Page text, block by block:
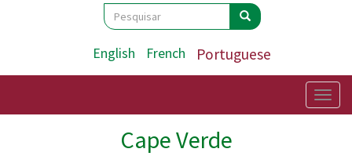
Search
Pesquisar Pesquisar
English French Portuguese
Cape Verde